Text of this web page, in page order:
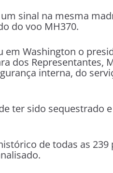
sinal na mesma
do voo MH370.
em Washington o
dos Representantes,
interna, do
ter sido sequestrado
de todas as 239